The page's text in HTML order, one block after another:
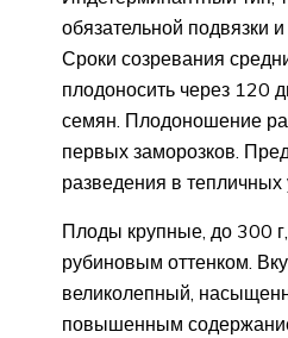
обязательной подвязки
Сроки созревания
плодоносить через 120
семян. Плодоношение
первых заморозков.
разведения в тепличных
Плоды крупные, до 300
рубиновым оттенком.
великолепный,
повышенным